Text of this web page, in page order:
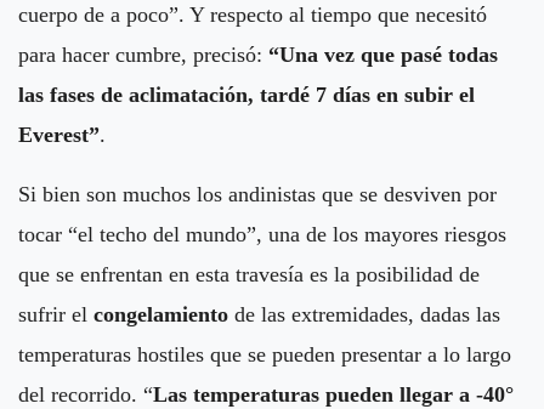
cuerpo de a poco”. Y respecto al tiempo que necesitó
para hacer cumbre, precisó: “Una vez que pasé todas
las fases de aclimatación, tardé 7 días en subir el
Everest”.
Si bien son muchos los andinistas que se desviven por
tocar “el techo del mundo”, una de los mayores riesgos
que se enfrentan en esta travesía es la posibilidad de
sufrir el congelamiento de las extremidades, dadas las
temperaturas hostiles que se pueden presentar a lo largo
del recorrido. “Las temperaturas pueden llegar a -40°